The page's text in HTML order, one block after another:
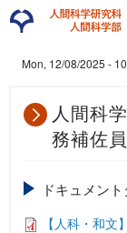
Mon, 12/08/2025 -
人間科
務補佐
ドキュメン
【人科・和文